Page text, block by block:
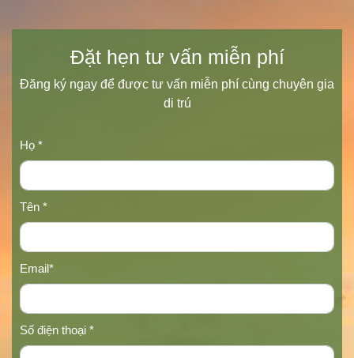
Đặt hẹn tư vấn miễn phí
Đăng ký ngay để được tư vấn miễn phí cùng chuyên gia
di trú
Họ *
Tên *
Email*
Số điện thoại *